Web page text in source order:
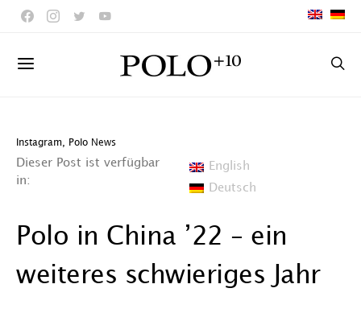
Instagram Polo News
Dieser Post ist verfügbar
in:
English
Deutsch
Polo in China ’22 – ein
weiteres schwieriges Jahr